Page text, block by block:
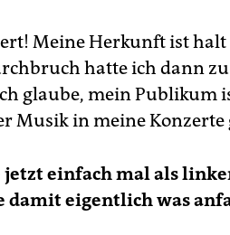
Meine Herkunft ist
hatte ich dann
glaube, mein Publikum
Musik in meine Konzerte
jetzt einfach mal als
damit eigentlich was